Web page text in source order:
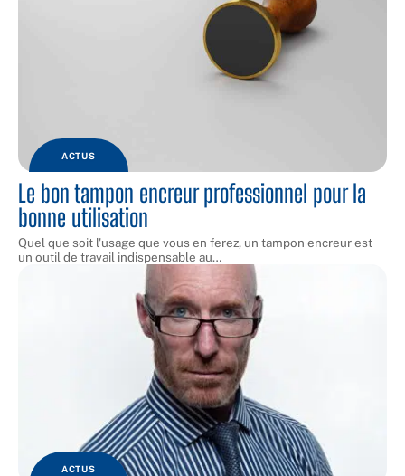
ACTUS
Le bon tampon encreur professionnel pour la
bonne utilisation
Quel que soit l'usage que vous en ferez, un tampon encreur est
un outil de travail indispensable au…
ACTUS